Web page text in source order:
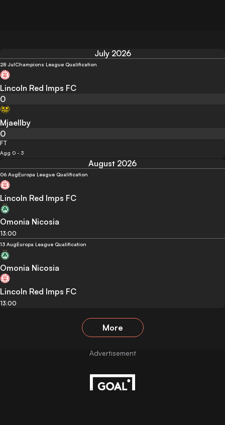
July 2026
28 JulChampions League Qualification
Lincoln Red Imps FC
0
Mjaellby
0
FT
Agg 0 - 3
August 2026
06 AugEuropa League Qualification
Lincoln Red Imps FC
Omonia Nicosia
13:00
13 AugEuropa League Qualification
Omonia Nicosia
Lincoln Red Imps FC
13:00
More